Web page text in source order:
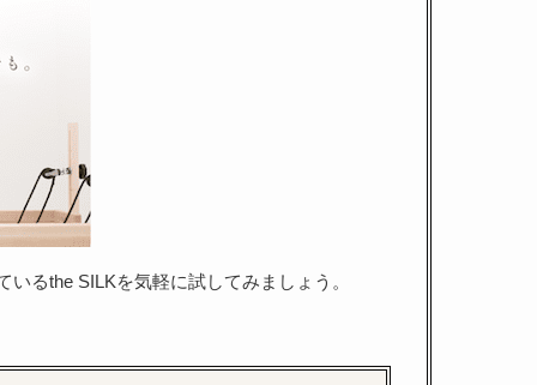
るthe SILKを気軽に試してみましょう。